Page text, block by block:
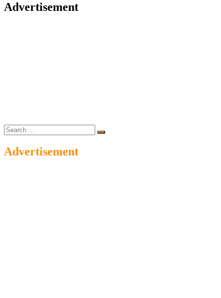
Advertisement
Search
…
Advertisement